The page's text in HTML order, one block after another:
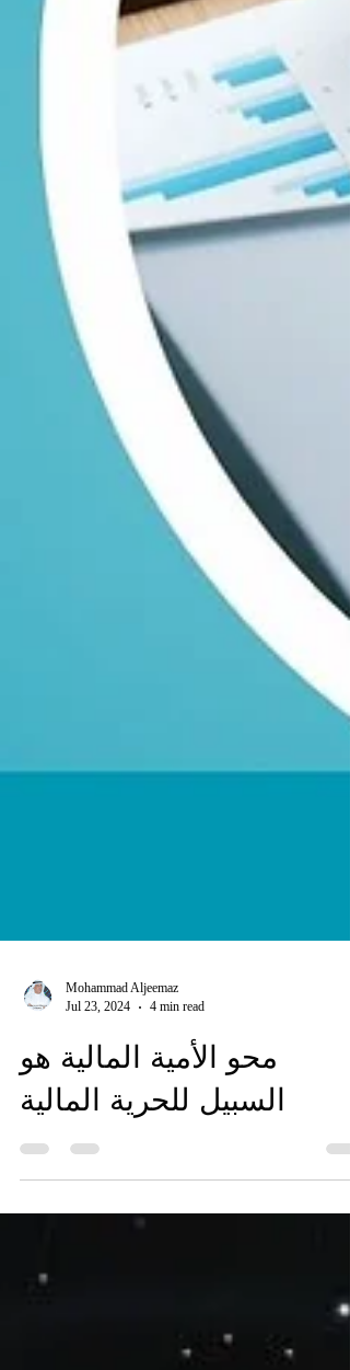
Mohammad Aljeemaz
محو الأمية المالية هو
السبيل للحرية المالية